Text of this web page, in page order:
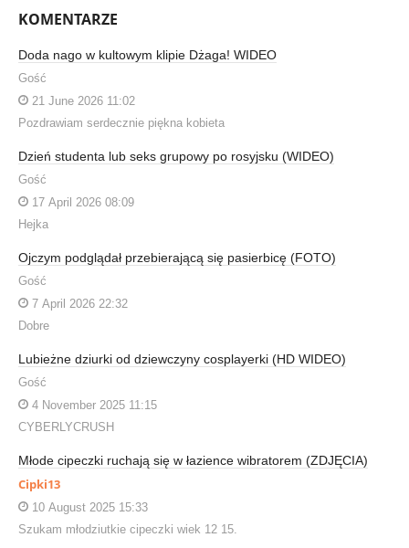
KOMENTARZE
Doda nago w kultowym klipie Dżaga! WIDEO
Gość
21 June 2026 11:02
Pozdrawiam serdecznie piękna kobieta
Dzień studenta lub seks grupowy po rosyjsku (WIDEO)
Gość
17 April 2026 08:09
Hejka
Ojczym podglądał przebierającą się pasierbicę (FOTO)
Gość
7 April 2026 22:32
Dobre
Lubieżne dziurki od dziewczyny cosplayerki (HD WIDEO)
Gość
4 November 2025 11:15
CYBERLYCRUSH
Młode cipeczki ruchają się w łazience wibratorem (ZDJĘCIA)
Cipki13
10 August 2025 15:33
Szukam młodziutkie cipeczki wiek 12 15.